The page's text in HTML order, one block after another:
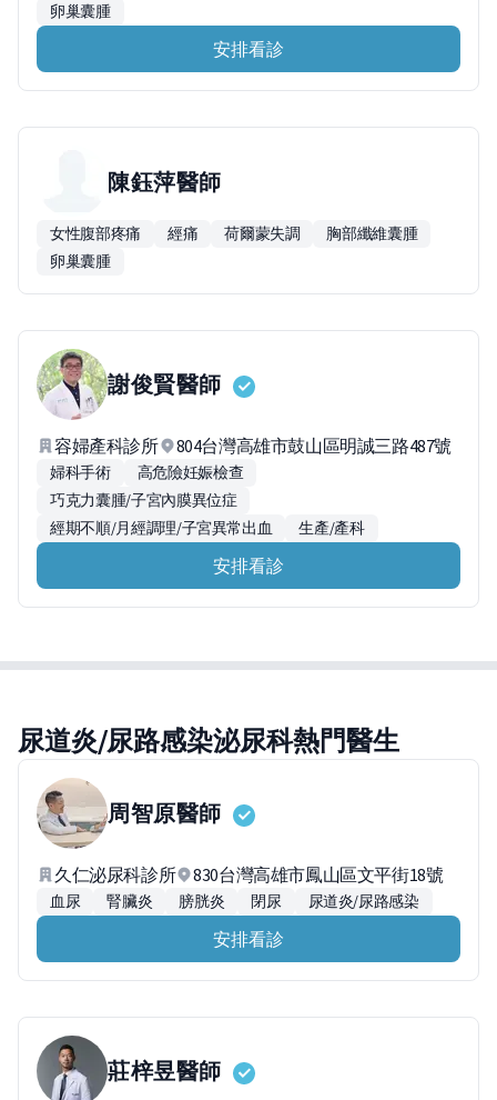
卵巢囊腫
安排看診
陳鈺萍醫師
女性腹部疼痛 經痛 荷爾蒙失調
胸部纖維囊腫
卵巢囊腫
謝俊賢醫師
容婦產科診所 804台灣高雄市鼓山區明誠三路487號
婦科手術
高危險妊娠檢查
巧克力囊腫/子宮內膜異位症
經期不順/月經調理/子宮異常出血
生產/產科
安排看診
尿道炎/尿路感染泌尿科熱門醫生
周智原醫師
久仁泌尿科診所 830台灣高雄市鳳山區文平街18號
血尿 腎臟炎 膀胱炎 閉尿 尿道炎/尿路感染
安排看診
莊梓昱醫師